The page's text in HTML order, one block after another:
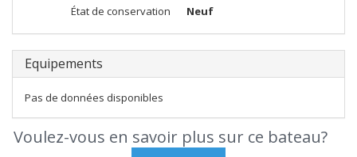
État de conservation
Neuf
Equipements
Pas de données disponibles
Voulez-vous en savoir plus sur ce bateau?